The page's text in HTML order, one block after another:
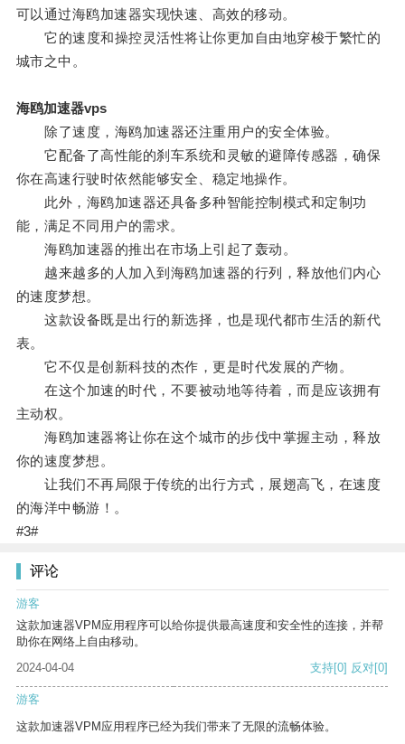
可以通过海鸥加速器实现快速、高效的移动。
它的速度和操控灵活性将让你更加自由地穿梭于繁忙的
城市之中。
海鸥加速器vps
除了速度，海鸥加速器还注重用户的安全体验。
它配备了高性能的刹车系统和灵敏的避障传感器，确保
你在高速行驶时依然能够安全、稳定地操作。
此外，海鸥加速器还具备多种智能控制模式和定制功
能，满足不同用户的需求。
海鸥加速器的推出在市场上引起了轰动。
越来越多的人加入到海鸥加速器的行列，释放他们内心
的速度梦想。
这款设备既是出行的新选择，也是现代都市生活的新代
表。
它不仅是创新科技的杰作，更是时代发展的产物。
在这个加速的时代，不要被动地等待着，而是应该拥有
主动权。
海鸥加速器将让你在这个城市的步伐中掌握主动，释放
你的速度梦想。
让我们不再局限于传统的出行方式，展翅高飞，在速度
的海洋中畅游！。
#3#
评论
游客
这款加速器VPM应用程序可以给你提供最高速度和安全性的连接，并帮
助你在网络上自由移动。
2024-04-04
支持[0] 反对[0]
游客
这款加速器VPM应用程序已经为我们带来了无限的流畅体验。